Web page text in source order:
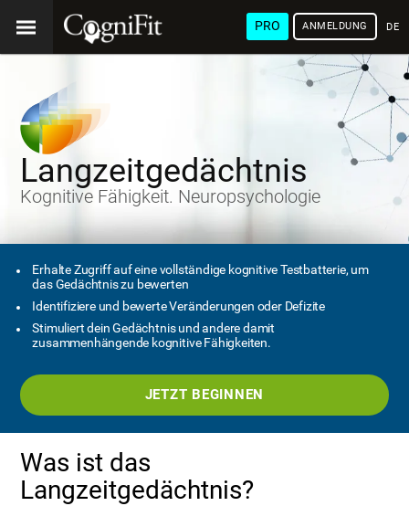
PRO ANMELDUNG
Langzeitgedächtnis
Kognitive Fähigkeit. Neuropsychologie
Erhalte Zugriff auf eine vollständige kognitive Testbatterie, um
das Gedächtnis zu bewerten
Identifiziere und bewerte Veränderungen oder Defizite
Stimuliert dein Gedächtnis und andere damit
zusammenhängende kognitive Fähigkeiten.
JETZT BEGINNEN
Was ist das
Langzeitgedächtnis?